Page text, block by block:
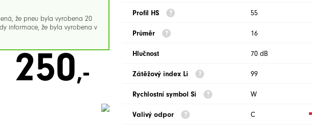
že pneu byla vyrobena 20
informace, že byla vyrobena v
250,-
Profil HS 55
Průměr 16
Hlučnost 70 dB
Zátěžový index Li 99
Rychlostní symbol Si W
Valivý odpor C